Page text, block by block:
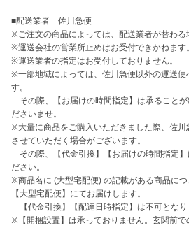
■配送業者　佐川急便
※ご注文の商品によっては、配送業者が替わる
※運送会社の営業所止めはお受付できかねます。
※運送業者の指定はお受付しておりません。
※一部地域によっては、佐川急便以外の運送便
す。
その際、【お届けの時間指定】は承ることが
ださいませ。
※大量に商品をご購入いただきました際、佐
させていただく場合がございます。
その際、【代金引換】【お届けの時間指定】
ださい。
※商品名に (大型宅配便) の記載がある商品に
【大型宅配便】にてお届けします。
【代金引換】【配達日時指定】は不可となり
※【開梱設置】は承っておりません。玄関前で